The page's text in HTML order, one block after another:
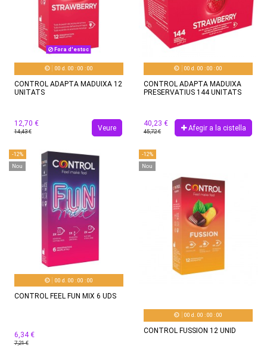
Fora d'estoc
00 d. 00 :00 :00
CONTROL ADAPTA MADUIXA 12
UNITATS
12,70 €
14,43 € Veure
00 d. 00 :00 :00
CONTROL ADAPTA MADUIXA
PRESERVATIUS 144 UNITATS
40,23 €
45,72 € Afegir a la cistella
-12%
Nou
00 d. 00 :00 :00
CONTROL FEEL FUN MIX 6 UDS
6,34 €
7,21 €
-12%
Nou
00 d. 00 :00 :00
CONTROL FUSSION 12 UNID